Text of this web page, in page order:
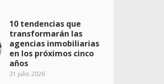
10 tendencias que
transformarán las
agencias inmobiliarias
en los próximos cinco
años
31 julio 2026